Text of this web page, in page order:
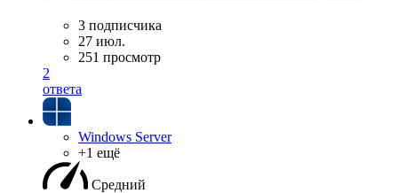
3 подписчика
27 июл.
251 просмотр
2
ответа
Windows Server
+1 ещё
Средний